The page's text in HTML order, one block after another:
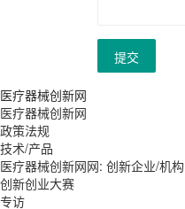
提交
医疗器械创新网
医疗器械创新网
政策法规
技术/产品
医疗器械创新网网: 创新企业/机构
创新创业大赛
专访